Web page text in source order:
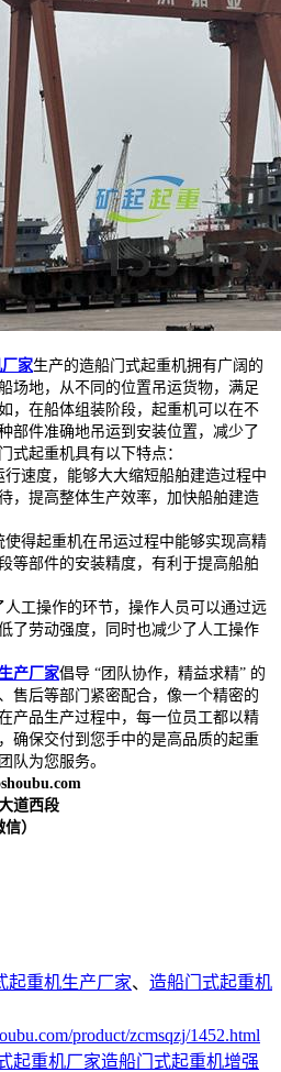
家生产的造船门式起重机拥有广阔的
场地，从不同的位置吊运货物，满足
，在船体组装阶段，起重机可以在不
部件准确地吊运到安装位置，减少了
式起重机具有以下特点：
速度，能够大大缩短船舶建造过程中
，提高整体生产效率，加快船舶建造
得起重机在吊运过程中能够实现高精
等部件的安装精度，有利于提高船舶
工操作的环节，操作人员可以通过远
了劳动强度，同时也减少了人工操作
产厂家倡导 “团队协作，精益求精” 的
售后等部门紧密配合，像一个精密的
产品生产过程中，每一位员工都以精
确保交付到您手中的是高品质的起重
队为您服务。
道西段
）
起重机生产厂家、 造船门式起重机
product/zcmsqzj/1452.html
起重机厂家造船门式起重机增强